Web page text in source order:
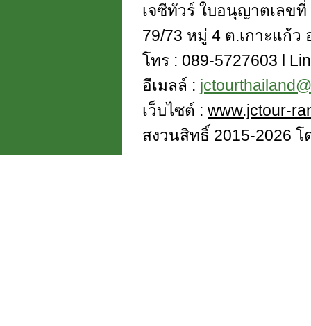
เจซีทัวร์ ใบอนุญาตเลขที่
79/73 หมู่ 4 ต.เกาะแก้ว
โทร : 089-5727603 l
อีเมลล์ :
เว็บไซต์ : www.jctour-
สงวนสิทธิ์ 2015-2026 โ